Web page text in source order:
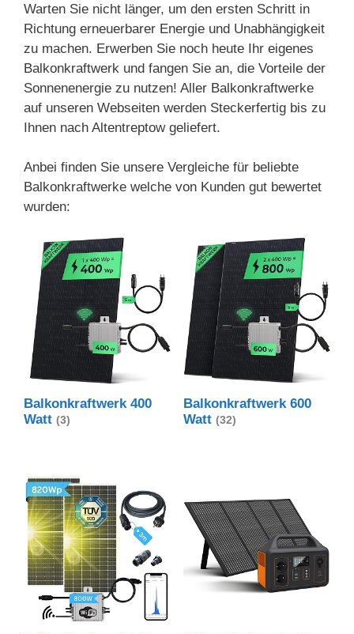
Warten Sie nicht länger, um den ersten Schritt in
Richtung erneuerbarer Energie und Unabhängigkeit
zu machen. Erwerben Sie noch heute Ihr eigenes
Balkonkraftwerk und fangen Sie an, die Vorteile der
Sonnenenergie zu nutzen! Aller Balkonkraftwerke
auf unseren Webseiten werden Steckerfertig bis zu
Ihnen nach Altentreptow geliefert.
Anbei finden Sie unsere Vergleiche für beliebte
Balkonkraftwerke welche von Kunden gut bewertet
wurden:
Balkonkraftwerk 400
Watt (3)
Balkonkraftwerk 600
Watt (32)